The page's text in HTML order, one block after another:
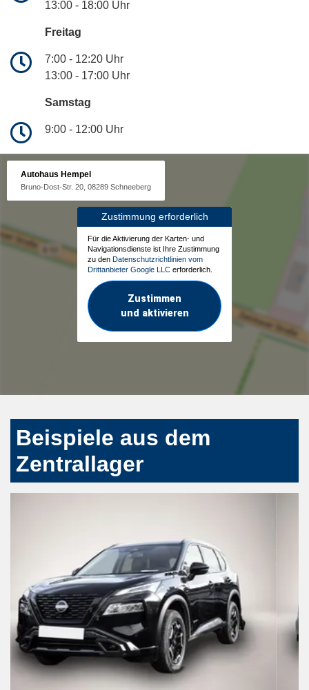
13:00 - 18:00 Uhr
Freitag
7:00 - 12:20 Uhr
13:00 - 17:00 Uhr
Samstag
9:00 - 12:00 Uhr
Autohaus Hempel
Bruno-Dost-Str. 20, 08289 Schneeberg
Zustimmung erforderlich
Für die Aktivierung der Karten- und
Navigationsdienste ist Ihre Zustimmung
zu den Datenschutzrichtlinien vom
Drittanbieter Google LLC erforderlich.
Zustimmen
und aktivieren
Beispiele aus dem
Zentrallager